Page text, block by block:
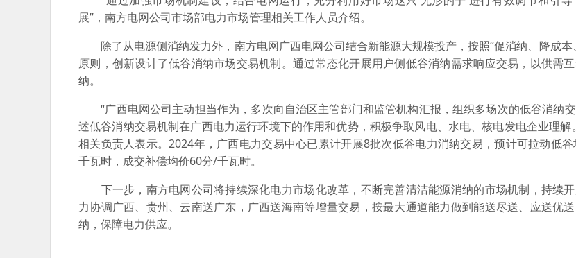
展”，南方电网公司市场部电力市场管理相关工作人员介绍。
除了从电源侧消纳发力外，南方电网广西电网公司结合新能源大规模投产，按照“促消纳、降成本
原则，创新设计了低谷消纳市场交易机制。通过常态化开展用户侧低谷消纳需求响应交易，以供需
纳。
“广西电网公司主动担当作为，多次向自治区主管部门和监管机构汇报，组织多场次的低谷消纳
述低谷消纳交易机制在广西电力运行环境下的作用和优势，积极争取风电、水电、核电发电企业理解
相关负责人表示。2024年，广西电力交易中心已累计开展8批次低谷电力消纳交易，预计可拉动低
千瓦时，成交补偿均价60分/千瓦时。
下一步，南方电网公司将持续深化电力市场化改革，不断完善清洁能源消纳的市场机制，持续
力协调广西、贵州、云南送广东，广西送海南等增量交易，按最大通道能力做到能送尽送、应送优
纳，保障电力供应。